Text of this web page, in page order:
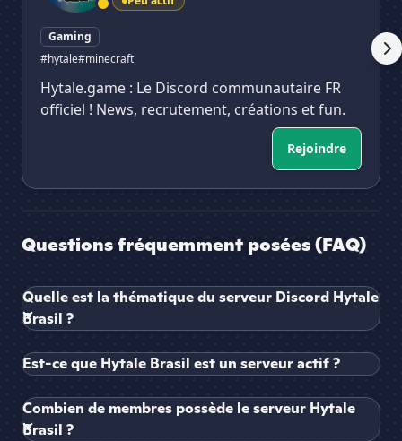
Gaming
#hytale#minecraft
Hytale.game : Le Discord communautaire FR
officiel ! News, recrutement, créations et fun.
Rejoindre
Questions fréquemment posées (FAQ)
Quelle est la thématique du serveur Discord Hytale
Brasil ?
Est-ce que Hytale Brasil est un serveur actif ?
Combien de membres possède le serveur Hytale
Brasil ?